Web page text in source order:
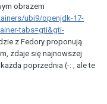
obrazem
ubi9/openjdk-17-
tabs=gti&gti-
z Fedory proponują
zdaje się najnowszej
poprzednia (-: , ale te